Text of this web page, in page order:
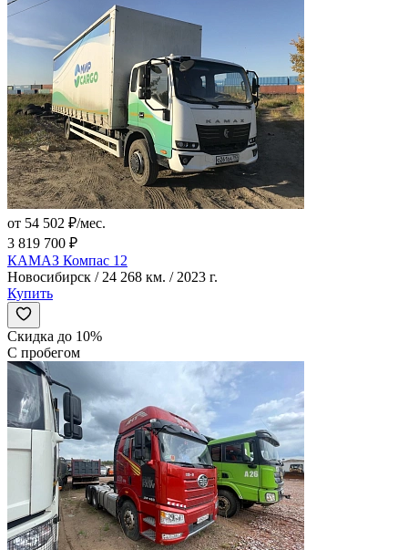
от 54 502 ₽/мес.
3 819 700 ₽
КАМАЗ Компас 12
Новосибирск / 24 268 км. / 2023 г.
Купить
Скидка до 10%
С пробегом